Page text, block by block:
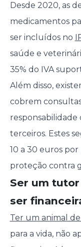
Desde 2020, as
medicamentos
ser incluídos no
saúde e
35% do IVA
Além disso,
cobrem
responsabilidade
terceiros. Estes
10 a 30 euros
proteção contra
Ser um
ser
Ter um animal
para a vida, não